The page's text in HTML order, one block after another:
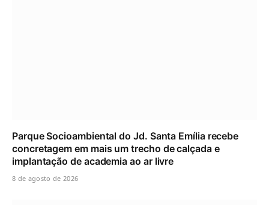
Parque Socioambiental do Jd. Santa Emília recebe
concretagem em mais um trecho de calçada e
implantação de academia ao ar livre
8 de agosto de 2026